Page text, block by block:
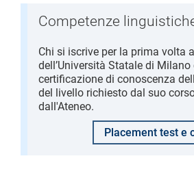
Competenze
Chi si iscrive per la prima volta
dell’Università Statale di Milano
certificazione di conoscenza
del livello richiesto dal suo
dall'Ateneo.
Placement test e